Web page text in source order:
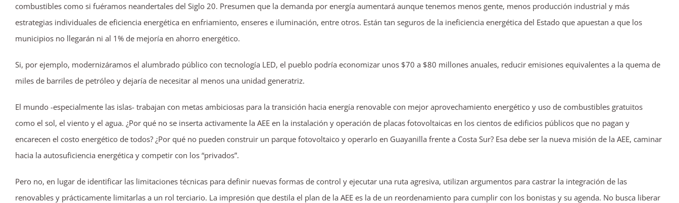
combustibles como si fuéramos neandertales del Siglo 20. Presumen que la demanda por energía aumentará aunque tenemos menos gente, menos producción industrial y más
estrategias individuales de eficiencia energética en enfriamiento, enseres e iluminación, entre otros. Están tan seguros de la ineficiencia energética del Estado que apuestan a que los
municipios no llegarán ni al 1% de mejoría en ahorro energético.
Si, por ejemplo, modernizáramos el alumbrado público con tecnología LED, el pueblo podría economizar unos $70 a $80 millones anuales, reducir emisiones equivalentes a la quema de
miles de barriles de petróleo y dejaría de necesitar al menos una unidad generatriz.
El mundo -especialmente las islas- trabajan con metas ambiciosas para la transición hacia energía renovable con mejor aprovechamiento energético y uso de combustibles gratuitos
como el sol, el viento y el agua. ¿Por qué no se inserta activamente la AEE en la instalación y operación de placas fotovoltaicas en los cientos de edificios públicos que no pagan y
encarecen el costo energético de todos? ¿Por qué no pueden construir un parque fotovoltaico y operarlo en Guayanilla frente a Costa Sur? Esa debe ser la nueva misión de la AEE, caminar
hacia la autosuficiencia energética y competir con los “privados”.
Pero no, en lugar de identificar las limitaciones técnicas para definir nuevas formas de control y ejecutar una ruta agresiva, utilizan argumentos para castrar la integración de las
renovables y prácticamente limitarlas a un rol terciario. La impresión que destila el plan de la AEE es la de un reordenamiento para cumplir con los bonistas y su agenda. No busca liberar